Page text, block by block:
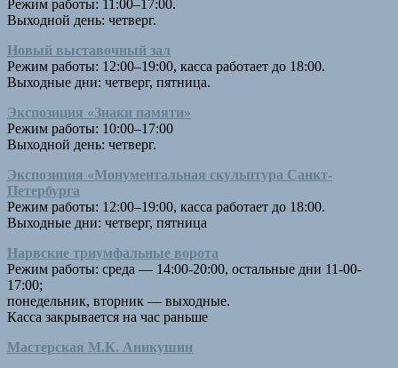
Режим работы: 11:00–17:00.
Выходной день: четверг.
Новый выставочный зал
Режим работы: 12:00–19:00, касса работает до 18:00.
Выходные дни: четверг, пятница.
Экспозиция «Знаки памяти»
Режим работы: 10:00–17:00
Выходной день: четверг.
Экспозиция «Монументальная скульптура Санкт-
Петербурга
Режим работы: 12:00–19:00, касса работает до 18:00.
Выходные дни: четверг, пятница
Нарвские триумфальные ворота
Режим работы: среда — 14:00-20:00, остальные дни 11-00-
17:00;
понедельник, вторник — выходные.
Касса закрывается на час раньше
Мастерская М.К. Аникушин